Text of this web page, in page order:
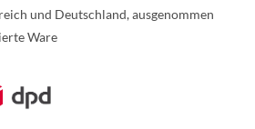
und Deutschland, ausgenommen
Ware